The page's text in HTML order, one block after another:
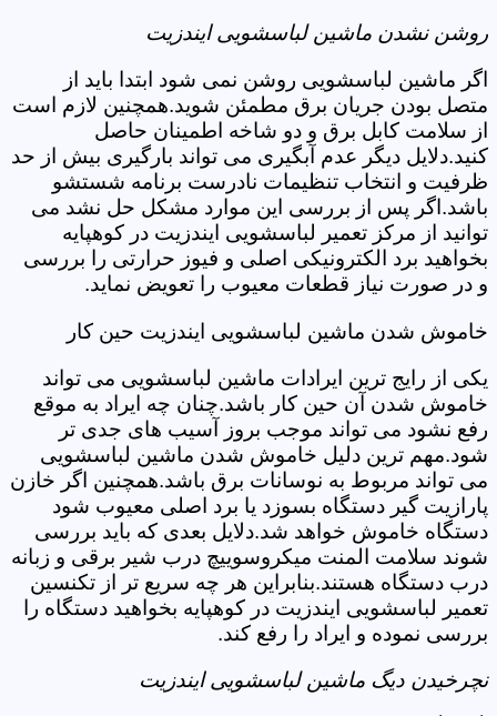
روشن نشدن ماشین لباسشویی ایندزیت
اگر ماشین لباسشویی روشن نمی شود ابتدا باید از
متصل بودن جریان برق مطمئن شوید.همچنین لازم است
از سلامت کابل برق و دو شاخه اطمینان حاصل
کنید.دلایل دیگر عدم آبگیری می تواند بارگیری بیش از حد
ظرفیت و انتخاب تنظیمات نادرست برنامه شستشو
باشد.اگر پس از بررسی این موارد مشکل حل نشد می
توانید از مرکز تعمیر لباسشویی ایندزیت در کوهپایه
بخواهید برد الکترونیکی اصلی و فیوز حرارتی را بررسی
و در صورت نیاز قطعات معیوب را تعویض نماید.
خاموش شدن ماشین لباسشویی ایندزیت حین کار
یکی از رایج ترین ایرادات ماشین لباسشویی می تواند
خاموش شدن آن حین کار باشد.چنان چه ایراد به موقع
رفع نشود می تواند موجب بروز آسیب های جدی تر
شود.مهم ترین دلیل خاموش شدن ماشین لباسشویی
می تواند مربوط به نوسانات برق باشد.همچنین اگر خازن
پارازیت گیر دستگاه بسوزد یا برد اصلی معیوب شود
دستگاه خاموش خواهد شد.دلایل بعدی که باید بررسی
شوند سلامت المنت میکروسوییچ درب شیر برقی و زبانه
درب دستگاه هستند.بنابراین هر چه سریع تر از تکنسین
تعمیر لباسشویی ایندزیت در کوهپایه بخواهید دستگاه را
بررسی نموده و ایراد را رفع کند.
نچرخیدن دیگ ماشین لباسشویی ایندزیت